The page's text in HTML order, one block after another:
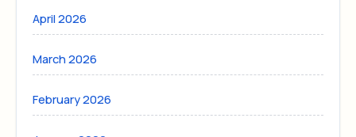
April 2026
March 2026
February 2026